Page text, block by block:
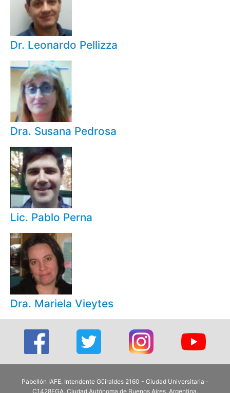
Dr. Leonardo Pellizza
Dra. Susana Pedrosa
Lic. Pablo Perna
Dra. Mariela Vieytes
Pabellón IAFE. Intendente Güiraldes 2160 - Ciudad Universitaria -
C1428EGA. Ciudad Autónoma de Buenos Aires, Argentina.